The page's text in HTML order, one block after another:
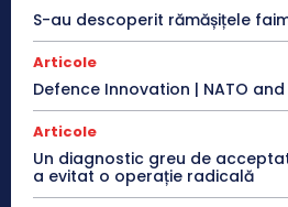
S-au descoperit rămășițele
Articole
Defence Innovation | NATO
Articole
Un diagnostic greu de
a evitat o operație radicală